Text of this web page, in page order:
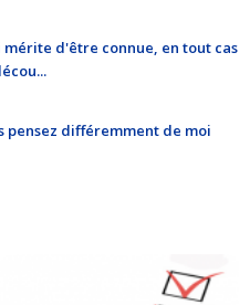
mérite d'être connue, en tout cas
pensez différemment de moi